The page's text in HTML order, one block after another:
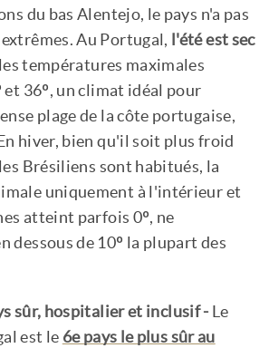
du bas Alentejo, le pays n'a pas
Au Portugal, l'été est sec
températures maximales
36º, un climat idéal pour
plage de la côte portugaise,
hiver, bien qu'il soit plus froid
Brésiliens sont habitués, la
uniquement à l'intérieur et
atteint parfois 0º, ne
dessous de 10º la plupart des
sûr, hospitalier et inclusif - Le
est le 6e pays le plus sûr au